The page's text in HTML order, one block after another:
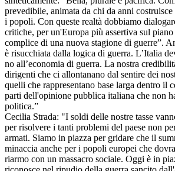
prevedibile, animata da chi da anni
i popoli. Con queste realtà dobbiamo
critiche, per un'Europa più assertiva sul
complice di una nuova stagione di guerre”.
è risucchiata dalla logica di guerra. L’Italia
no all’economia di guerra. La nostra
dirigenti che ci allontanano dal sentire dei
quelli che rappresentano base larga dentro il
parti dell'opinione pubblica italiana che non
politica.”
Cecilia Strada: "I soldi delle nostre tasse
per risolvere i tanti problemi del paese non
armati. Siamo in piazza per gridare che il
minaccia anche per i popoli europei che
riarmo con un massacro sociale. Oggi è in